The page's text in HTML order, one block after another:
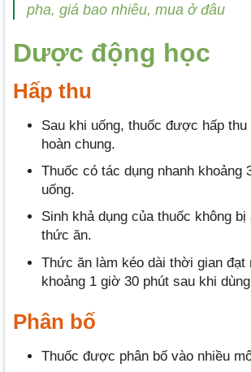
pha, giá bao nhiêu, mua ở đâu
Dược động học
Hấp thu
Sau khi uống, thuốc được hấp
hoàn chung.
Thuốc có tác dụng nhanh khoảng
uống.
Sinh khả dụng của thuốc không
thức ăn.
Thức ăn làm kéo dài thời gian đạt
khoảng 1 giờ 30 phút sau khi
Phân bố
Thuốc được phân bố vào nhiều